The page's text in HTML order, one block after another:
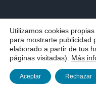
África
América
Asia
Utilizamos cookies
para mostrarte publicidad
elaborado a partir de tus
páginas visitadas). Más
Aceptar Rechazar